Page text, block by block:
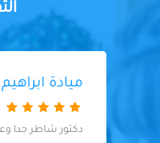
ميادة ابراهيم
دكتور شاطر جدا وعامل